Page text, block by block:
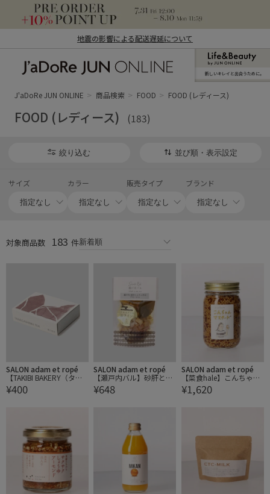
地震の影響による配送遅延について
ン オンライン）
新しいキレイと出合うために。
J'aDoRe JUN ONLINE 商品検索 FOOD FOOD (レディース)
FOOD (レディース) (183)
絞り込む 並び順・表示設定
サイズ カラー 販売タイプ ブランド
対象商品数 183 件
SALON adam et ropé
【TAKIBI BAKERY（タキ
ビベーカリー）】種子島
¥400
SALON adam et ropé
【瀬戸内バル】砂肝とエ
リンギのアヒージョ
¥648
SALON adam et ropé
【菜食hale】こんちゃん
マスタード
¥1,620